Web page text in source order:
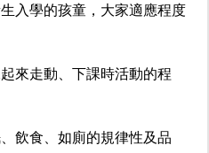
入學的孩童，大家適應程度
來走動、下課時活動的程
飲食、如廁的規律性及品